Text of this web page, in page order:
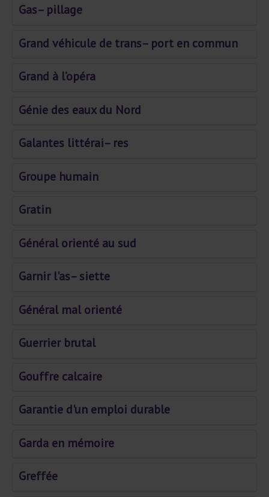
Gas– pillage
Grand véhicule de trans– port en commun
Grand à l’opéra
Génie des eaux du Nord
Galantes littérai– res
Groupe humain
Gratin
Général orienté au sud
Garnir l'as– siette
Général mal orienté
Guerrier brutal
Gouffre calcaire
Garantie d'un emploi durable
Garda en mémoire
Greffée